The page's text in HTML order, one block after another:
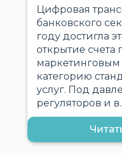
Цифровая
банковского
году достигла
открытие счета
категорию
услуг. Под
регуляторов и в..